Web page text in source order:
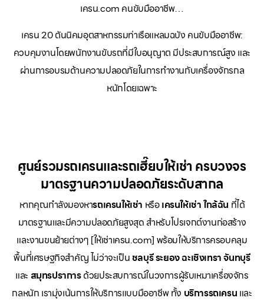
เครน.com คนขับมืออาชีพ…
เครน 20 ตันนิคมอุตสาหกรรมท่าเรือแหลมฉบัง คนขับมืออาชีพ:
ควบคุมงานโดยพนักงานขับรถที่มีใบอนุญาต มีประสบการณ์สูง และ
ผ่านการอบรมด้านความปลอดภัยในการทำงานกับเครื่องจักรกล
หนักโดยเฉพาะ
ศูนย์รวมรถเครนและรถเฮี๊ยบให้เช่า ครบวงจร
มาตรฐานความปลอดภัยระดับสากล
หากคุณกำลังมองหารถเครนให้เช่า หรือเครนให้เช่าใกล้ฉัน ที่ได้
มาตรฐานและมีความปลอดภัยสูงสุด สำหรับโปรเจกต์งานก่อสร้าง
และงานขนย้ายต่างๆ [ให้เช่าเครน.com] พร้อมให้บริการครอบคลุม
พื้นที่เศรษฐกิจสำคัญ ไม่ว่าจะเป็นชลบุรี ระยอง ฉะเชิงเทรา จันทบุรี
และ สมุทรปราการด้วยประสบการณ์ในวงการผู้รับเหมาเครื่องจักร
กลหนัก เรามุ่งเน้นการให้บริการแบบมืออาชีพ ทั้ง บริการรถเครน และ